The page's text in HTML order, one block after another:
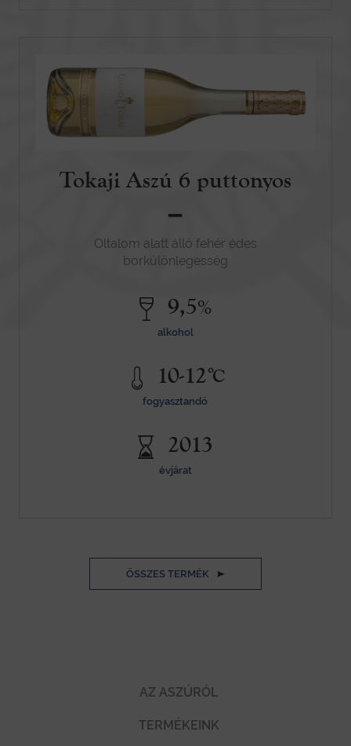
Tokaji Aszú 6 puttonyos
-
Oltalom alatt álló fehér édes
borkülönlegesség
9,5%
alkohol
10-12ºC
fogyasztandó
2013
évjárat
ÖSSZES TERMÉK
AZ ASZÚRÓL
TERMÉKEINK